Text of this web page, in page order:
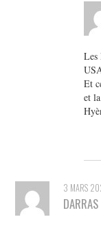
Les
Et
et
3 MARS
DARRAS